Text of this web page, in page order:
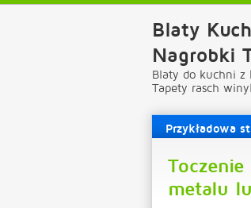
Blaty
Nagrobki
Blaty do kuchni z
Tapety rasch
Przykładowa
metalu